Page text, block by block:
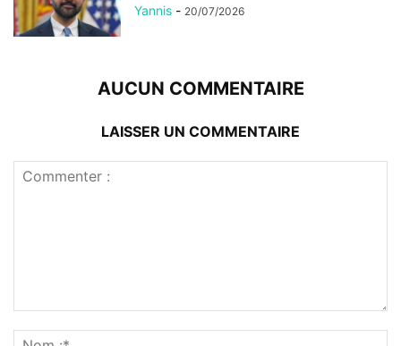
Yannis - 20/07/2026
AUCUN COMMENTAIRE
LAISSER UN COMMENTAIRE